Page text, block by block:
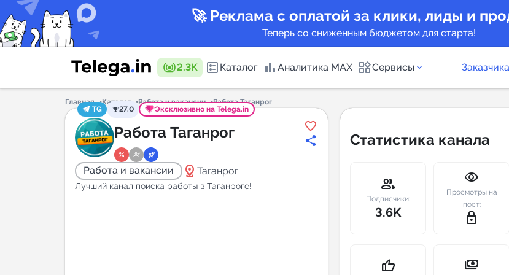
🚀 Реклама с оплатой за клики, лиды и
Теперь со сниженным бюджетом для старта!
2.3K Каталог Аналитика MAX Сервисы
Каталог каналов
Горящие предложения
New
Главная Каталог Работа и вакансии
Работа Таганрог
TG
27.0 Эксклюзивно на Telega.in
Работа Таганрог
Работа и вакансии distance Таганрог
Лучший канал поиска работы в Таганроге!
Статистика канала
group
Подписчики:
3.6K
visibility
Просмотры на
пост:
lock_outline
thumb_up payments